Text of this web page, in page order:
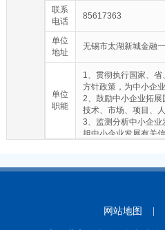
的业务指导工作。
（八）负责全市各类
（九）承办上级主管
联系
电话
85617363
单位
地址
无锡市太湖新城金融
单位
职能
1、贯彻执行国家、
方针政策，为中小企
2、鼓励中小企业拓展
技术、市场、项目、
3、监测分析中小企
担中小企业发展有关
中小企业改制上市和
5、推进和完善中小
系和配合相关机构为
源、设备及管理咨询
网站地图